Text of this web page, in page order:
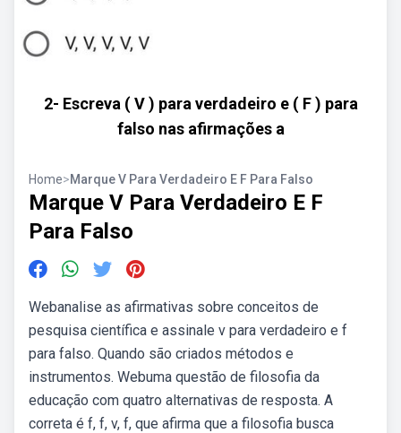
2- Escreva ( V ) para verdadeiro e ( F ) para
falso nas afirmações a
Home>Marque V Para Verdadeiro E F Para Falso
Marque V Para Verdadeiro E F
Para Falso
Webanalise as afirmativas sobre conceitos de
pesquisa científica e assinale v para verdadeiro e f
para falso. Quando são criados métodos e
instrumentos. Webuma questão de filosofia da
educação com quatro alternativas de resposta. A
correta é f, f, v, f, que afirma que a filosofia busca